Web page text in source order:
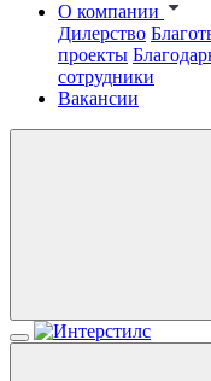
О компании
Дилерство
проекты
сотрудники
Вакансии